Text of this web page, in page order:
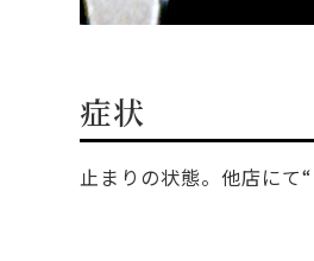
症状
止まりの状態。他店にて